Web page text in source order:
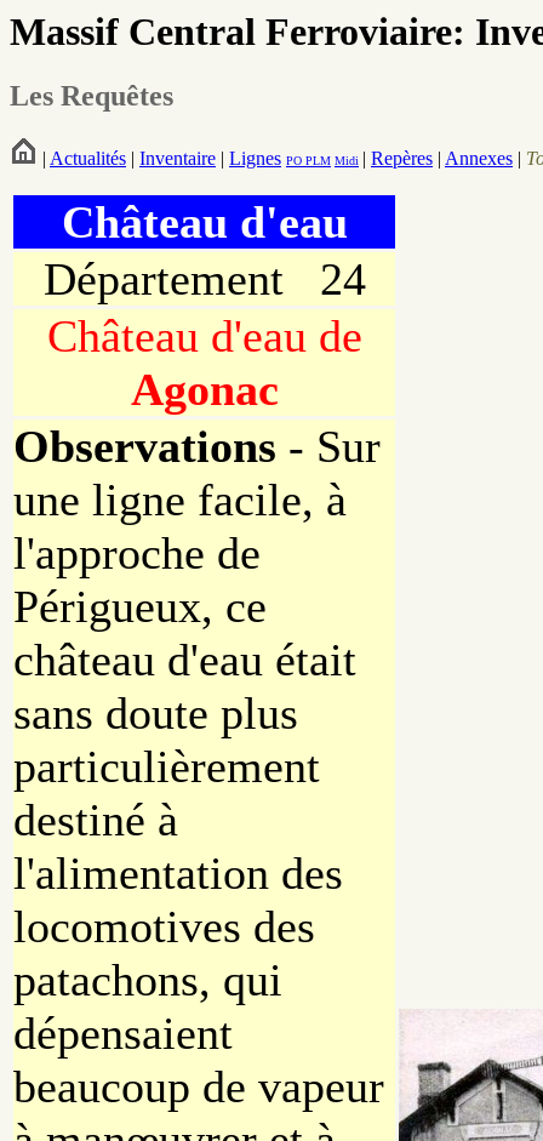
Massif Central Ferroviaire:
Les Requêtes
| Actualités | Inventaire | Lignes PO PLM Midi | Repères | Annexes |
Château d'eau
Département 24
Château d'eau de
Agonac
Observations - Sur
une ligne facile, à
l'approche de
Périgueux, ce
château d'eau était
sans doute plus
particulièrement
destiné à
l'alimentation des
locomotives des
patachons, qui
dépensaient
beaucoup de vapeur